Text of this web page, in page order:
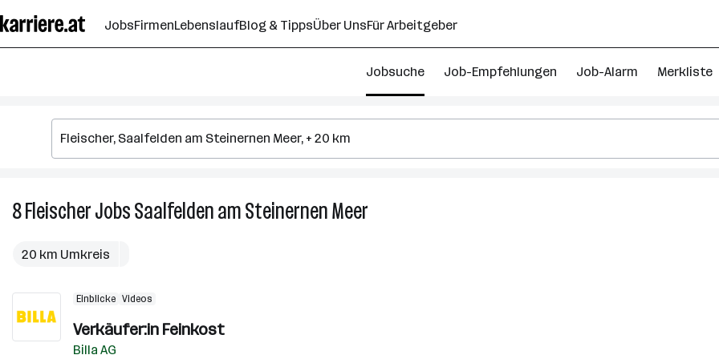
Seiteninhalt
springen
JobsFirmenLebenslaufBlog & TippsÜber UnsFür Arbeitgeber
Jobsuche Job-Empfehlungen Job-Alarm Merkliste
8FleischerJobsSaalfelden am Steinernen Meer
20 km Umkreis
Einblicke Videos
Verkäufer:in Feinkost
Billa AG